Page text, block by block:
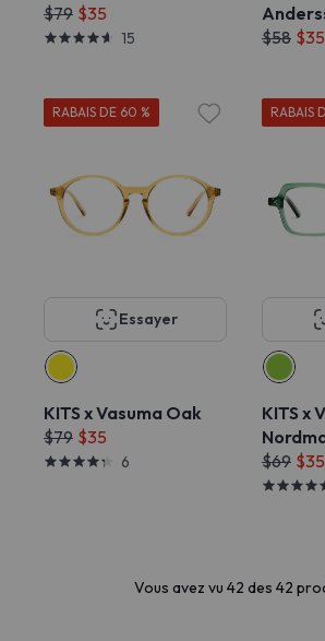
$79 $35
15
$58 $35
RABAIS DE 60 %
Essayer
KITS x Vasuma Oak
$79 $35
6
RABAIS
KITS x
$69 $35
Vous avez vu 42 des 42